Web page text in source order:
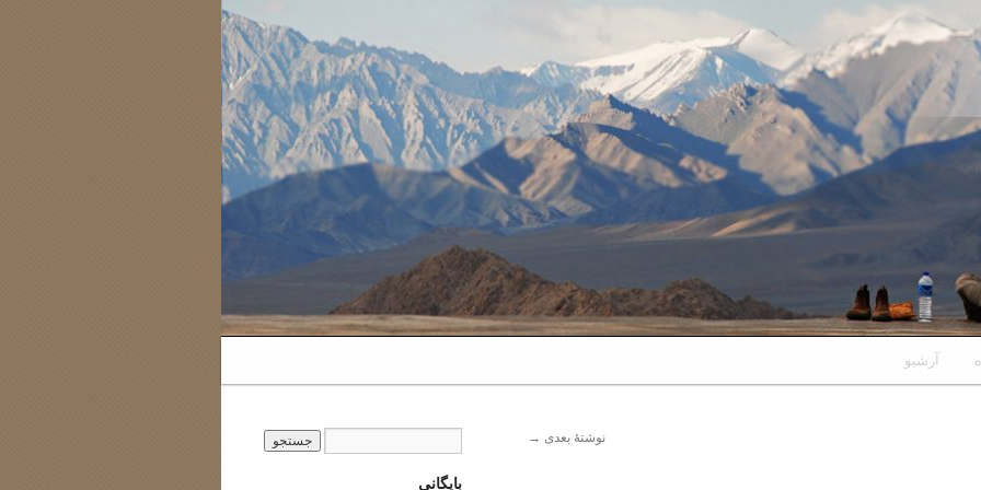
آرشیو
نوشتهٔ بعدی →
بایگانی